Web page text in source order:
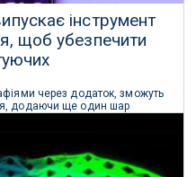
інструмент
щоб убезпечити
через додаток, зможуть
додаючи ще один шар
2020 р.